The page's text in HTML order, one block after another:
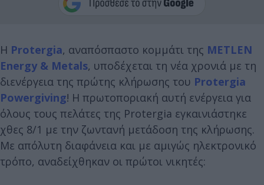
Η Protergia, αναπόσπαστο κομμάτι της METLEN
Energy & Metals, υποδέχεται τη νέα χρονιά με τη
διενέργεια της πρώτης κλήρωσης του Protergia
Powergiving! Η πρωτοποριακή αυτή ενέργεια για
όλους τους πελάτες της Protergia εγκαινιάστηκε
χθες 8/1 με την ζωντανή μετάδοση της κλήρωσης.
Με απόλυτη διαφάνεια και με αμιγώς ηλεκτρονικό
τρόπο, αναδείχθηκαν οι πρώτοι νικητές: